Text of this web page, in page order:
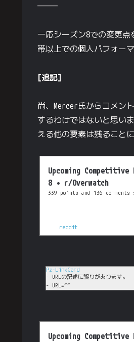
—————
一応シーズン8での変更
帯以上での個人パフォー
[追記]
尚、Mercer氏からコメン
するわけではないと思い
える他の要素は残ることに
Upcoming
8 • r/Overwatch
339 points and 136
reddit
Pz-LinkCard
- URLの記述に誤りがあります。
- URL=””
Upcoming